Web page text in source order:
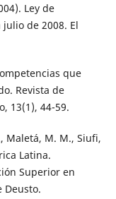
Ley de
de 2008. El
que
Revista de
13(1), 44-59.
Maletá, M. M., Siufi,
Latina.
Superior en
Deusto.